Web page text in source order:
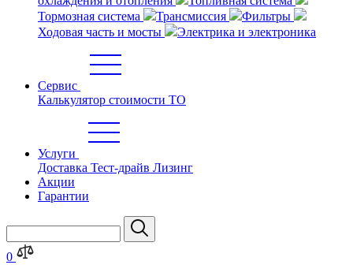
Тормозная система
Трансмиссия
Фильтры
Ходовая часть и мосты
Электрика и электроника
Сервис
Калькулятор стоимости ТО
Услуги
Доставка Тест-драйв Лизинг
Акции
Гарантии
0